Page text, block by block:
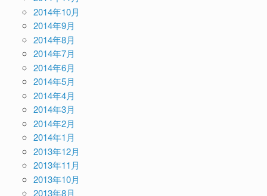
2014年10月
2014年9月
2014年8月
2014年7月
2014年6月
2014年5月
2014年4月
2014年3月
2014年2月
2014年1月
2013年12月
2013年11月
2013年10月
2013年8月